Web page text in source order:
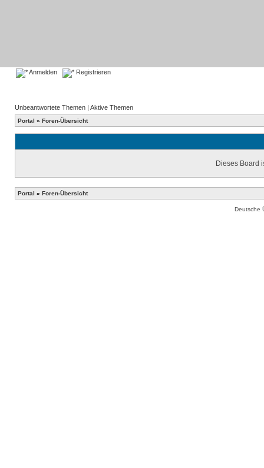
Anmelden Registrieren
Unbeantwortete Themen | Aktive Themen
Portal » Foren-Übersicht
Dieses Board
Portal » Foren-Übersicht
Deutsche